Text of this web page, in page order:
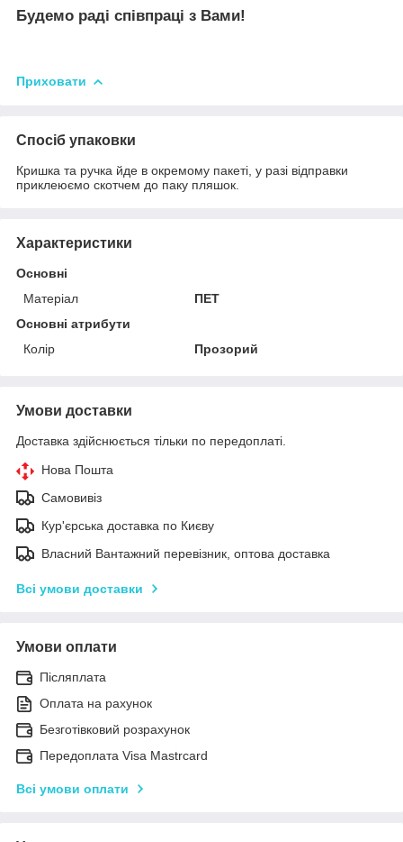
Будемо раді співпраці з Вами!
Приховати
Спосіб упаковки
Кришка та ручка йде в окремому пакеті, у разі відправки
приклеюємо скотчем до паку пляшок.
Характеристики
Основні
Матеріал
ПЕТ
Основні атрибути
Колір
Прозорий
Умови доставки
Доставка здійснюється тільки по передоплаті.
Нова Пошта
Самовивіз
Кур'єрська доставка по Києву
Власний Вантажний перевізник, оптова доставка
Всі умови доставки
Умови оплати
Післяплата
Оплата на рахунок
Безготівковий розрахунок
Передоплата Visa Mastrcard
Всі умови оплати